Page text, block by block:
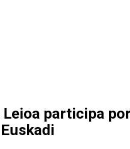
participa